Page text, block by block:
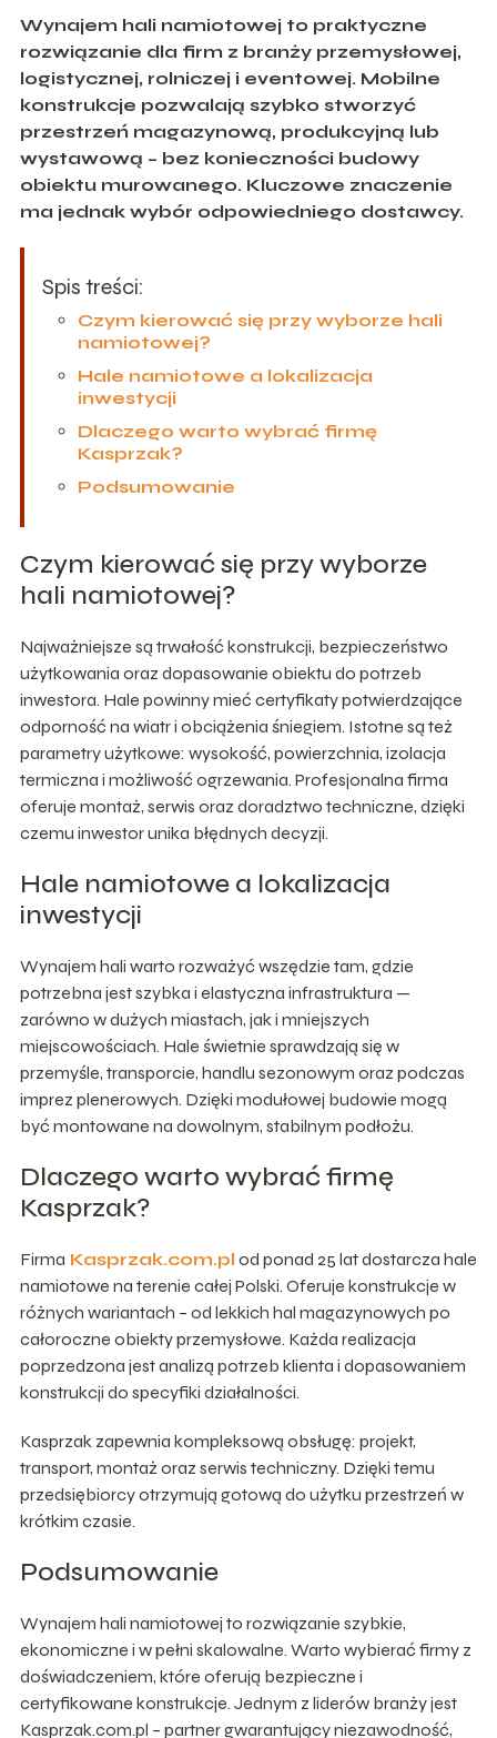
Wynajem hali namiotowej to praktyczne
rozwiązanie dla firm z branży przemysłowej,
logistycznej, rolniczej i eventowej. Mobilne
konstrukcje pozwalają szybko stworzyć
przestrzeń magazynową, produkcyjną lub
wystawową – bez konieczności budowy
obiektu murowanego. Kluczowe znaczenie
ma jednak wybór odpowiedniego dostawcy.
Spis treści:
Czym kierować się przy wyborze hali
namiotowej?
Hale namiotowe a lokalizacja
inwestycji
Dlaczego warto wybrać firmę
Kasprzak?
Podsumowanie
Czym kierować się przy wyborze
hali namiotowej?
Najważniejsze są trwałość konstrukcji, bezpieczeństwo
użytkowania oraz dopasowanie obiektu do potrzeb
inwestora. Hale powinny mieć certyfikaty potwierdzające
odporność na wiatr i obciążenia śniegiem. Istotne są też
parametry użytkowe: wysokość, powierzchnia, izolacja
termiczna i możliwość ogrzewania. Profesjonalna firma
oferuje montaż, serwis oraz doradztwo techniczne, dzięki
czemu inwestor unika błędnych decyzji.
Hale namiotowe a lokalizacja
inwestycji
Wynajem hali warto rozważyć wszędzie tam, gdzie
potrzebna jest szybka i elastyczna infrastruktura —
zarówno w dużych miastach, jak i mniejszych
miejscowościach. Hale świetnie sprawdzają się w
przemyśle, transporcie, handlu sezonowym oraz podczas
imprez plenerowych. Dzięki modułowej budowie mogą
być montowane na dowolnym, stabilnym podłożu.
Dlaczego warto wybrać firmę
Kasprzak?
Firma Kasprzak.com.pl od ponad 25 lat dostarcza hale
namiotowe na terenie całej Polski. Oferuje konstrukcje w
różnych wariantach – od lekkich hal magazynowych po
całoroczne obiekty przemysłowe. Każda realizacja
poprzedzona jest analizą potrzeb klienta i dopasowaniem
konstrukcji do specyfiki działalności.
Kasprzak zapewnia kompleksową obsługę: projekt,
transport, montaż oraz serwis techniczny. Dzięki temu
przedsiębiorcy otrzymują gotową do użytku przestrzeń w
krótkim czasie.
Podsumowanie
Wynajem hali namiotowej to rozwiązanie szybkie,
ekonomiczne i w pełni skalowalne. Warto wybierać firmy z
doświadczeniem, które oferują bezpieczne i
certyfikowane konstrukcje. Jednym z liderów branży jest
Kasprzak.com.pl – partner gwarantujący niezawodność,